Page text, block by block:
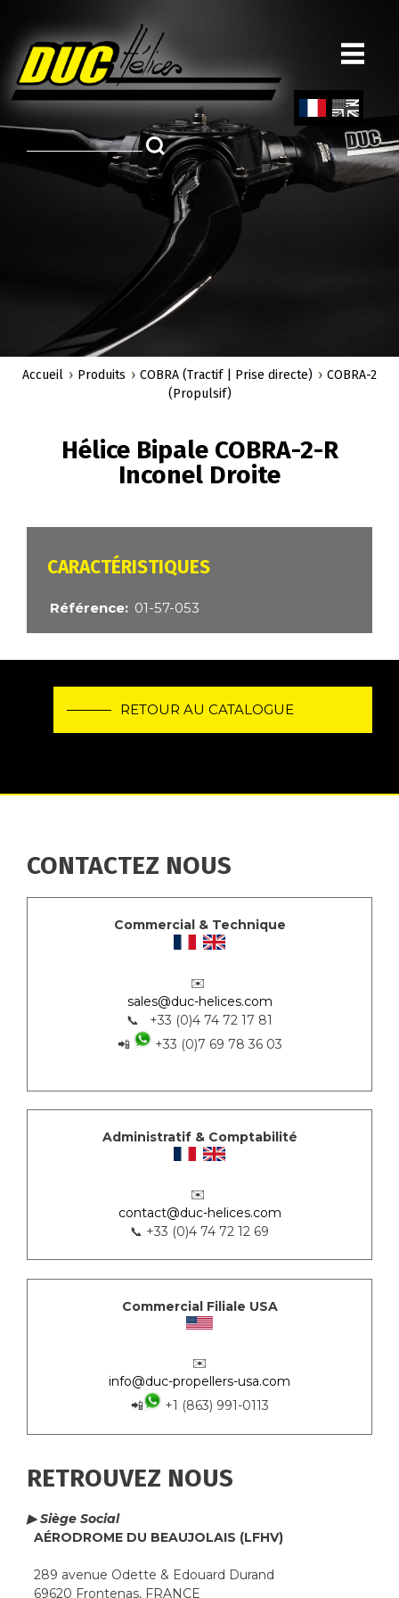
principal
ch
Engl
D'ARIANE
Accueil Produits COBRA (Tractif | Prise directe)
COBRA-2
(Propulsif)
Hélice Bipale COBRA-2-R
Inconel Droite
CARACTÉRISTIQUES
Référence 01-57-053
RETOUR AU CATALOGUE
CONTACTEZ NOUS
Commercial & Technique
✉️
sales@duc-helices.com
📞 +33 (0)4 74 72 17 81
📲
+33 (0)7 69 78 36 03
Administratif & Comptabilité
✉️
contact@duc-helices.com
📞 +33 (0)4 74 72 12 69
Commercial Filiale USA
✉️
info@duc-propellers-usa.com
📲
+1 (863) 991-0113
RETROUVEZ NOUS
▶ Siège Social
AÉRODROME DU BEAUJOLAIS (LFHV)
289 avenue Odette & Edouard Durand
69620 Frontenas, FRANCE